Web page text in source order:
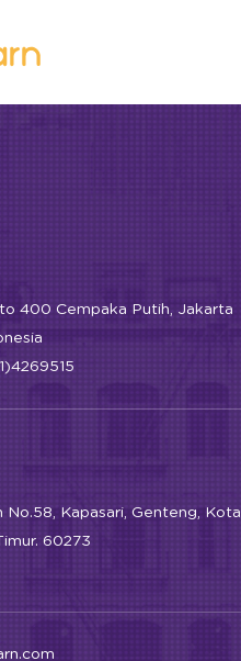
400 Cempaka Putih, Jakarta
No.58, Kapasari, Genteng, Kota
60273